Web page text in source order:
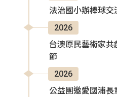
法治國小辦棒球
2026
台澳原民藝術家
節
2026
公益團邀愛國浦